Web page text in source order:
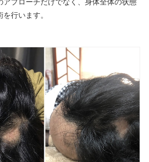
行います。